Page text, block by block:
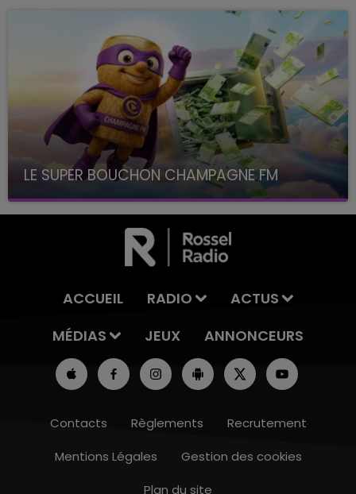
LE SUPER BOUCHON CHAMPAGNE FM
avec La Famille Champagne FM, à 8H10
ACCUEIL RADIO
ACTUS
MÉDIAS
JEUX ANNONCEURS
Contacts Règlements
Recrutement
Mentions Légales
Gestion des cookies
Plan du site